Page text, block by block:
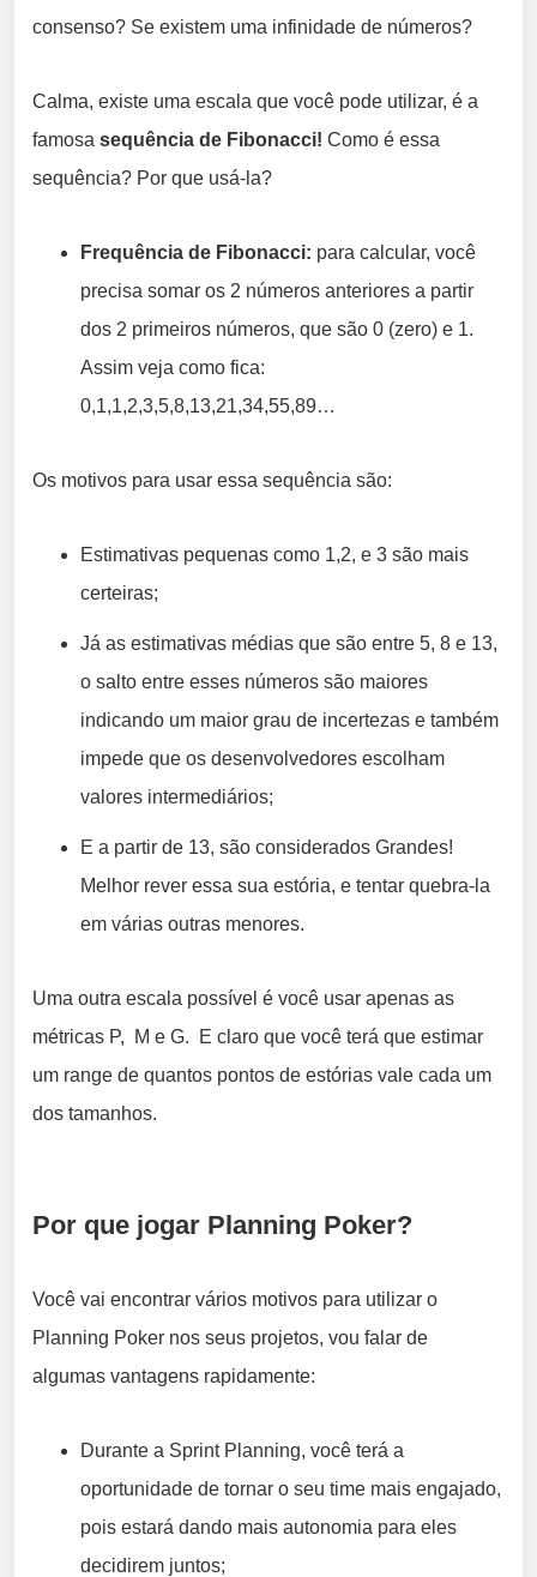
consenso? Se existem uma infinidade de números?
Calma, existe uma escala que você pode utilizar, é a
famosa sequência de Fibonacci! Como é essa
sequência? Por que usá-la?
Frequência de Fibonacci: para calcular, você
precisa somar os 2 números anteriores a partir
dos 2 primeiros números, que são 0 (zero) e 1.
Assim veja como fica:
0,1,1,2,3,5,8,13,21,34,55,89…
Os motivos para usar essa sequência são:
Estimativas pequenas como 1,2, e 3 são mais
certeiras;
Já as estimativas médias que são entre 5, 8 e 13,
o salto entre esses números são maiores
indicando um maior grau de incertezas e também
impede que os desenvolvedores escolham
valores intermediários;
E a partir de 13, são considerados Grandes!
Melhor rever essa sua estória, e tentar quebra-la
em várias outras menores.
Uma outra escala possível é você usar apenas as
métricas P, M e G. E claro que você terá que estimar
um range de quantos pontos de estórias vale cada um
dos tamanhos.
Por que jogar Planning Poker?
Você vai encontrar vários motivos para utilizar o
Planning Poker nos seus projetos, vou falar de
algumas vantagens rapidamente:
Durante a Sprint Planning, você terá a
oportunidade de tornar o seu time mais engajado,
pois estará dando mais autonomia para eles
decidirem juntos;